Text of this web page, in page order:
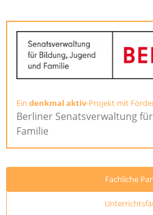
Ein denkmal aktiv-Projekt mit
Berliner Senatsverwaltung
Familie
Fachliche